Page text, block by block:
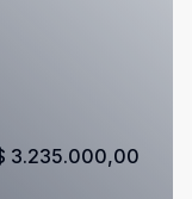
3.235.000,00